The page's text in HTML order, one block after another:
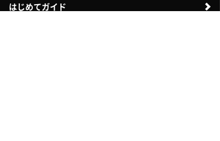
はじめてガイド